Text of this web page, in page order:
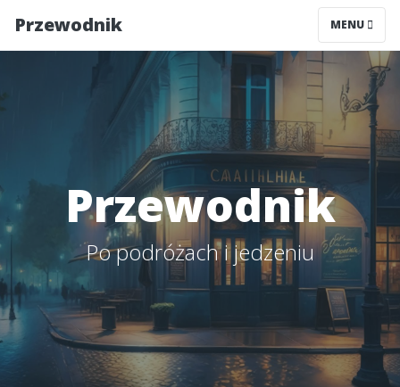
Przewodnik MENU
Przewodnik
Po podróżach i jedzeniu